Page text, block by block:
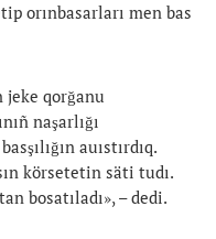
orınbasarları men bas
jeke qorğanu
naşarlığı
auıstırdıq.
körsetetin säti tudı.
bosatıladı», – dedi.